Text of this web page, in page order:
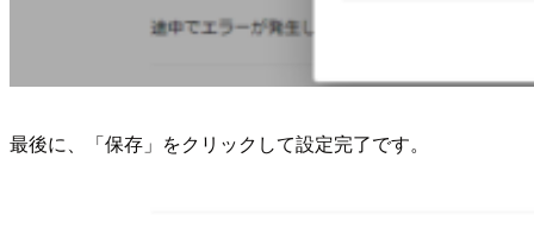
最後に、「保存」をクリックして設定完了です。